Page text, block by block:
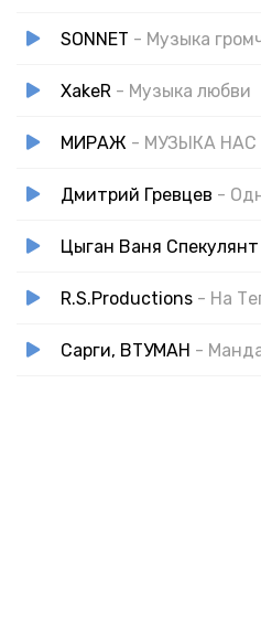
SONNET - Музыка
XakeR - Музыка любви
МИРАЖ - МУЗЫКА НАС
Дмитрий Гревцев -
Цыган Ваня Спекулянт
R.S.Productions - На
Сарги, ВТУМАН -